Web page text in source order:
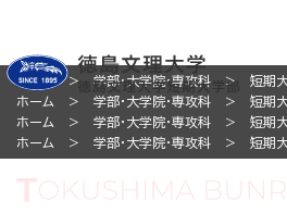
ホーム 学部・大学院・専攻科 短期
ホーム
学部・大学院・専攻科 短期
ホーム
学部・大学院・専攻科 短期
ホーム
学部・大学院・専攻科 短期